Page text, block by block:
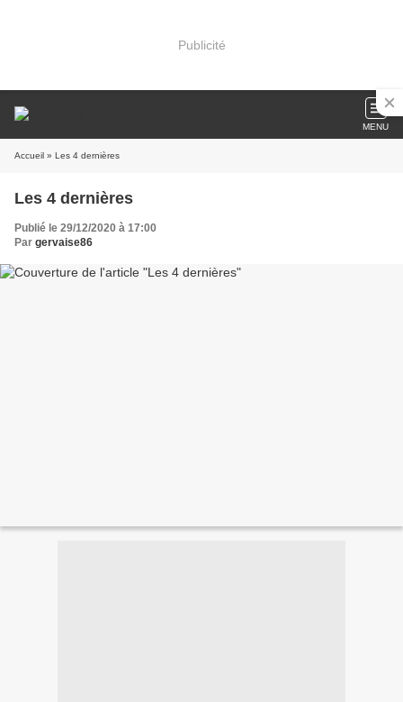
Publicité
MENU
Accueil » Les 4 dernières
Les 4 dernières
Publié le 29/12/2020 à 17:00
Par gervaise86